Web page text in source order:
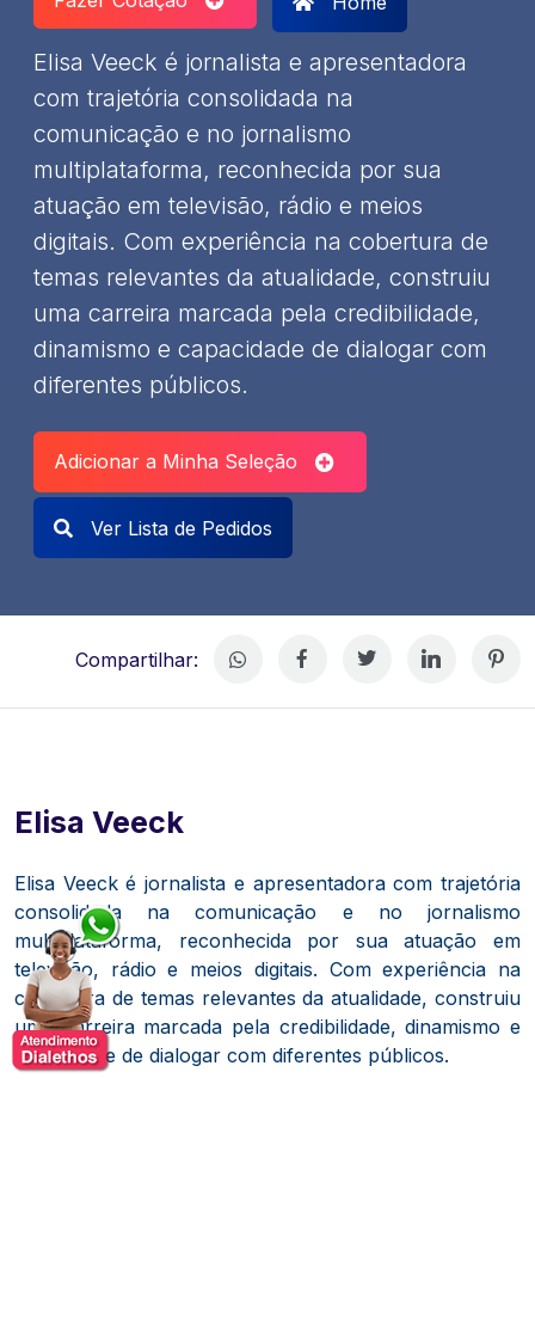
Elisa Veeck é jornalista e apresentadora
com trajetória consolidada na
comunicação e no jornalismo
multiplataforma, reconhecida por sua
atuação em televisão, rádio e meios
digitais. Com experiência na cobertura de
temas relevantes da atualidade, construiu
uma carreira marcada pela credibilidade,
dinamismo e capacidade de dialogar com
diferentes públicos.
Adicionar a Minha Seleção
Ver Lista de Pedidos
Compartilhar:
Elisa Veeck
Elisa Veeck é jornalista e apresentadora com trajetória
consolidada na comunicação e no jornalismo
multiplataforma, reconhecida por sua atuação em
televisão, rádio e meios digitais. Com experiência na
cobertura de temas relevantes da atualidade, construiu
uma carreira marcada pela credibilidade, dinamismo e
capacidade de dialogar com diferentes públicos.